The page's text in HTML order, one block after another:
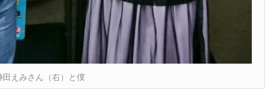
田えみさん（右）と僕